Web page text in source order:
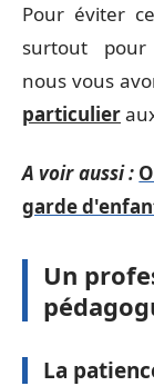
Pour éviter
surtout pour
nous vous
particulier
A voir aussi :
garde
Un
La